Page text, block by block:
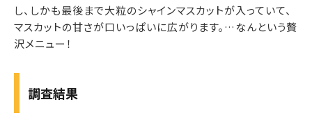
し、しかも最後まで大粒のシャインマスカットが入っていて、
マスカットの甘さが口いっぱいに広がります。…なんという贅
沢メニュー！
調査結果